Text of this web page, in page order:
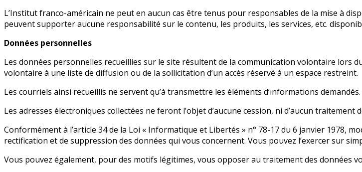
L’Institut franco-américain ne peut en aucun cas être tenus pour responsables de la mise à
peuvent supporter aucune responsabilité sur le contenu, les produits, les services, etc.
Données personnelles
Les données personnelles recueillies sur le site résultent de la communication volontaire lors
volontaire à une liste de diffusion ou de la sollicitation d’un accès réservé à un espace restreint.
Les courriels ainsi recueillis ne servent qu’à transmettre les éléments d’informations demandés.
Les adresses électroniques collectées ne feront l’objet d’aucune cession, ni d’aucun traitement
Conformément à l’article 34 de la Loi « Informatique et Libertés » n° 78-17 du 6 janvier 1978,
rectification et de suppression des données qui vous concernent. Vous pouvez l’exercer sur
Vous pouvez également, pour des motifs légitimes, vous opposer au traitement des données